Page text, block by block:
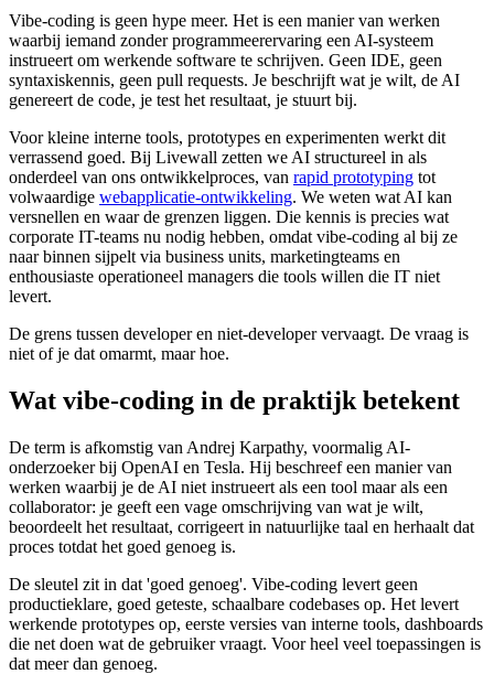
Vibe-coding is geen hype meer. Het is een manier van werken
waarbij iemand zonder programmeerervaring een AI-systeem
instrueert om werkende software te schrijven. Geen IDE, geen
syntaxiskennis, geen pull requests. Je beschrijft wat je wilt, de AI
genereert de code, je test het resultaat, je stuurt bij.
Voor kleine interne tools, prototypes en experimenten werkt dit
verrassend goed. Bij Livewall zetten we AI structureel in als
onderdeel van ons ontwikkelproces, van rapid prototyping tot
volwaardige webapplicatie-ontwikkeling. We weten wat AI kan
versnellen en waar de grenzen liggen. Die kennis is precies wat
corporate IT-teams nu nodig hebben, omdat vibe-coding al bij ze
naar binnen sijpelt via business units, marketingteams en
enthousiaste operationeel managers die tools willen die IT niet
levert.
De grens tussen developer en niet-developer vervaagt. De vraag is
niet of je dat omarmt, maar hoe.
Wat vibe-coding in de praktijk betekent
De term is afkomstig van Andrej Karpathy, voormalig AI-
onderzoeker bij OpenAI en Tesla. Hij beschreef een manier van
werken waarbij je de AI niet instrueert als een tool maar als een
collaborator: je geeft een vage omschrijving van wat je wilt,
beoordeelt het resultaat, corrigeert in natuurlijke taal en herhaalt dat
proces totdat het goed genoeg is.
De sleutel zit in dat 'goed genoeg'. Vibe-coding levert geen
productieklare, goed geteste, schaalbare codebases op. Het levert
werkende prototypes op, eerste versies van interne tools, dashboards
die net doen wat de gebruiker vraagt. Voor heel veel toepassingen is
dat meer dan genoeg.